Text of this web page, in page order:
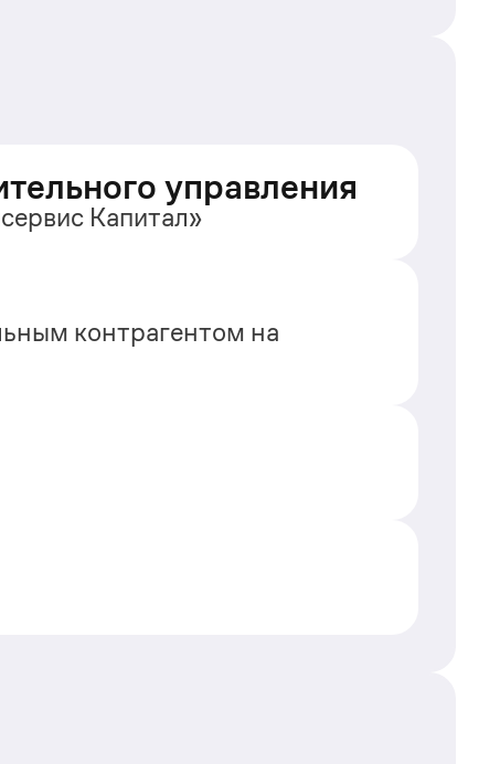
управления
Капитал»
контрагентом на